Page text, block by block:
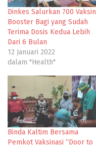
Dinkes Salurkan 700 Vaksin
Booster Bagi yang Sudah
Terima Dosis Kedua Lebih
Dari 6 Bulan
12 Januari 2022
dalam "Health"
Binda Kaltim Bersama
Pemkot Vaksinasi “Door to